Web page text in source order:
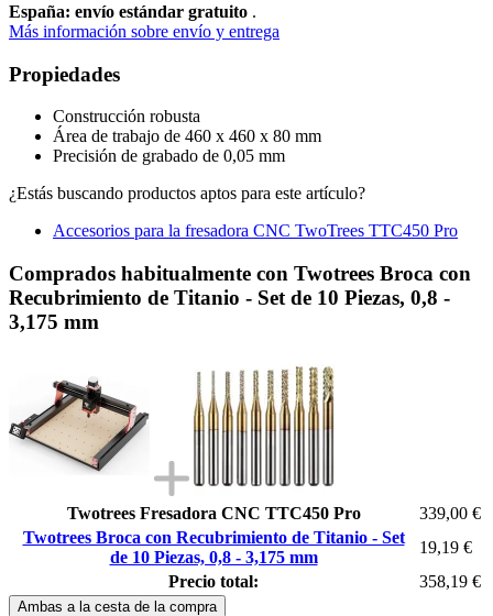
España: envío estándar gratuito .
Más información sobre envío y entrega
Propiedades
Construcción robusta
Área de trabajo de 460 x 460 x 80 mm
Precisión de grabado de 0,05 mm
¿Estás buscando productos aptos para este artículo?
Accesorios para la fresadora CNC TwoTrees TTC450 Pro
Comprados habitualmente con Twotrees Broca con
Recubrimiento de Titanio - Set de 10 Piezas, 0,8 -
3,175 mm
Twotrees Fresadora CNC TTC450 Pro
339,00 €
Twotrees Broca con Recubrimiento de Titanio - Set
de 10 Piezas, 0,8 - 3,175 mm
19,19 €
Precio total:
358,19 €
Ambas a la cesta de la compra